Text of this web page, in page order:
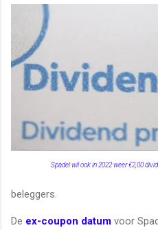
Spadel wil ook in 2022 weer €2,00
beleggers.
De ex-coupon datum voor